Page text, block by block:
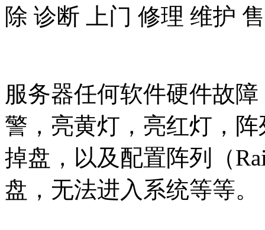
除 诊断 上门 修理 维护
服务器任何软件硬件故
警，亮黄灯，亮红灯，
掉盘，以及配置阵列（
盘，无法进入系统等等。